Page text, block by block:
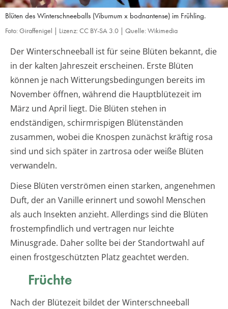
Blüten des Winterschneeballs (Viburnum x bodnantense) im Frühling.
Foto: Giraffenigel | Lizenz: CC BY-SA 3.0 | Quelle: Wikimedia
Der Winterschneeball ist für seine Blüten bekannt, die
in der kalten Jahreszeit erscheinen. Erste Blüten
können je nach Witterungsbedingungen bereits im
November öffnen, während die Hauptblütezeit im
März und April liegt. Die Blüten stehen in
endständigen, schirmrispigen Blütenständen
zusammen, wobei die Knospen zunächst kräftig rosa
sind und sich später in zartrosa oder weiße Blüten
verwandeln.
Diese Blüten verströmen einen starken, angenehmen
Duft, der an Vanille erinnert und sowohl Menschen
als auch Insekten anzieht. Allerdings sind die Blüten
frostempfindlich und vertragen nur leichte
Minusgrade. Daher sollte bei der Standortwahl auf
einen frostgeschützten Platz geachtet werden.
Früchte
Nach der Blütezeit bildet der Winterschneeball